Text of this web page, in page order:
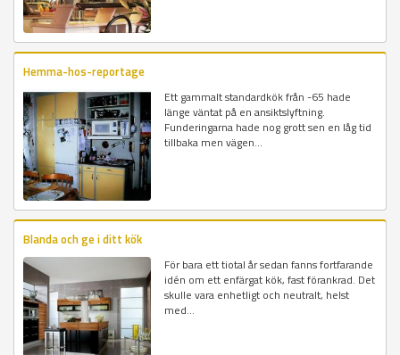
Hemma-hos-reportage
Ett gammalt standardkök från -65 hade
länge väntat på en ansiktslyftning.
Funderingarna hade nog grott sen en låg tid
tillbaka men vägen...
Blanda och ge i ditt kök
För bara ett tiotal år sedan fanns fortfarande
idén om ett enfärgat kök, fast förankrad. Det
skulle vara enhetligt och neutralt, helst
med...